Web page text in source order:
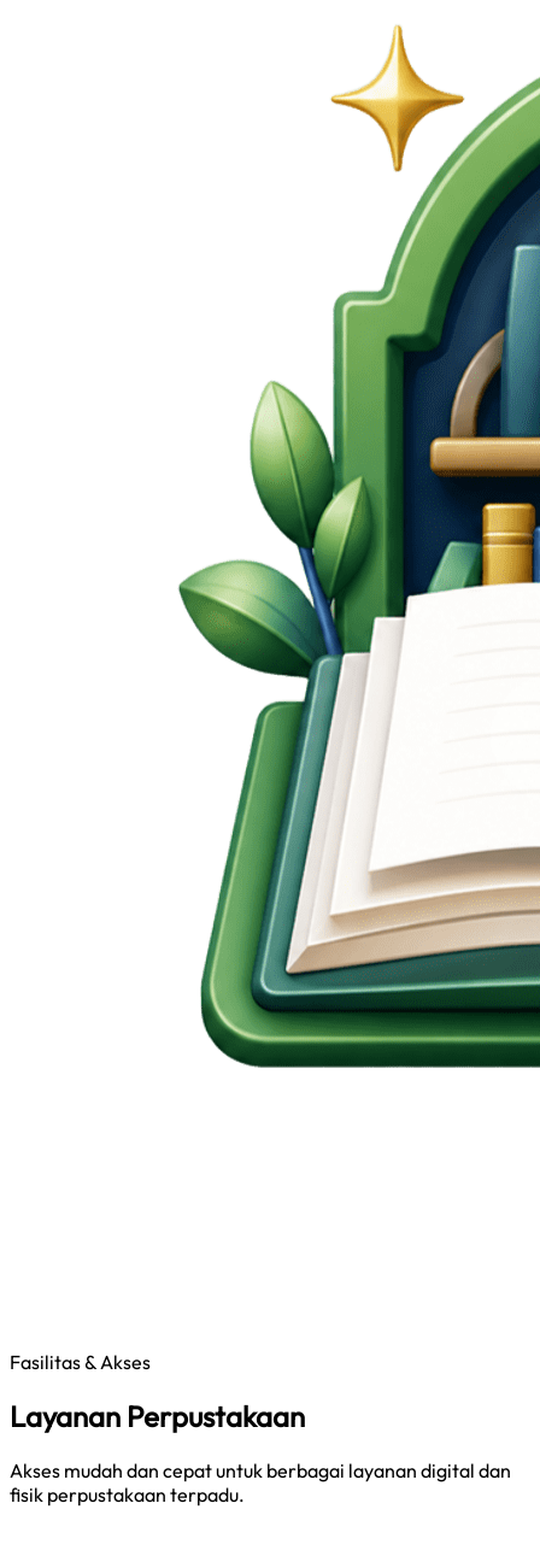
Fasilitas & Akses
Layanan Perpustakaan
Akses mudah dan cepat untuk berbagai layanan digital dan
fisik perpustakaan terpadu.